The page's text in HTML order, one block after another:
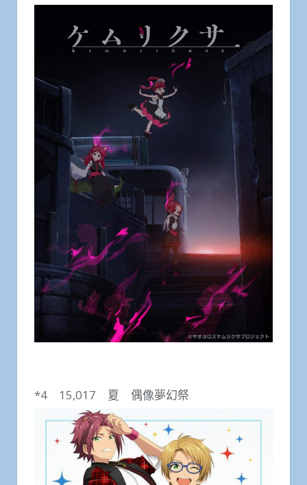
*4 15,017 夏 偶像夢幻祭